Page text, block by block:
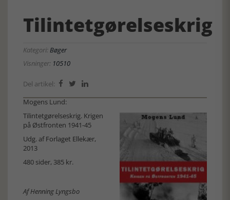
Tilintetgørelseskrig
Kategori:Bøger
Visninger: 10510
Del artikel:   
Mogens Lund:
Tilintetgørelseskrig. Krigen
på Østfronten 1941-45
Udg. afForlaget Ellekær,
2013
480 sider, 385 kr.
Af Henning Lyngsbo